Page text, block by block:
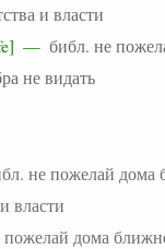
и власти
— библ. не
не видать
не пожелай дома
власти
пожелай дома